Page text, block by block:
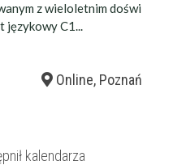
z wieloletnim doświ
językowy C1...
Online, Poznań
kalendarza